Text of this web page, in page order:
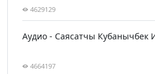
4629129
Аудио - Саясатчы Кубанычбек
4664197